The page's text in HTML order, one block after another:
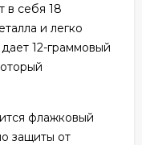
в себя 18
и легко
12-граммовый
флажковый
защиты от